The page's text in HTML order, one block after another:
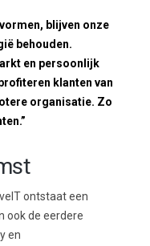
blijven onze
behouden.
en persoonlijk
klanten van
organisatie. Zo
ontstaat een
ook de eerdere
en